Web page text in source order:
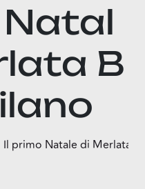
Natal
B
Il primo Natale di Merlata